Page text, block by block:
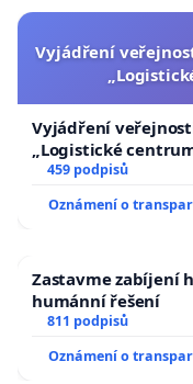
Vyjádření
Vyjádření
„Logistické
459 podpisů
Oznámení o
Zastavme zabíjení
humánní řešení
811 podpisů
Oznámení o